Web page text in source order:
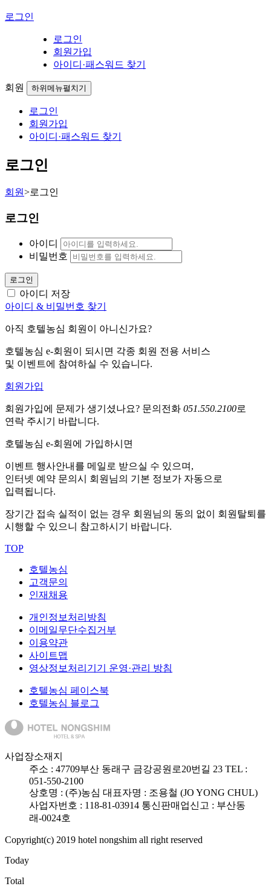
로그인
로그인
회원가입
아이디·패스워드 찾기
회원 하위메뉴펼치기
로그인
회원가입
아이디·패스워드 찾기
로그인
회원>로그인
로그인
아이디
비밀번호
로그인
아이디 저장
아이디 & 비밀번호 찾기
아직 호텔농심 회원이 아니신가요?
호텔농심 e-회원이 되시면 각종 회원 전용 서비스
및 이벤트에 참여하실 수 있습니다.
회원가입
회원가입에 문제가 생기셨나요? 문의전화 051.550.2100로
연락 주시기 바랍니다.
호텔농심 e-회원에 가입하시면
이벤트 행사안내를 메일로 받으실 수 있으며,
인터넷 예약 문의시 회원님의 기본 정보가 자동으로
입력됩니다.
장기간 접속 실적이 없는 경우 회원님의 동의 없이 회원탈퇴를
시행할 수 있으니 참고하시기 바랍니다.
TOP
호텔농심
고객문의
인재채용
개인정보처리방침
이메일무단수집거부
이용약관
사이트맵
영상정보처리기기 운영·관리 방침
호텔농심 페이스북
호텔농심 블로그
사업장소재지
주소 : 47709부산 동래구 금강공원로20번길 23 TEL :
051-550-2100
상호명 : (주)농심 대표자명 : 조용철 (JO YONG CHUL)
사업자번호 : 118-81-03914 통신판매업신고 : 부산동
래-0024호
Copyright(c) 2019 hotel nongshim all right reserved
Today
Total